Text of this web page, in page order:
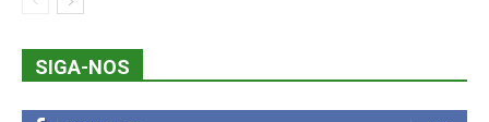
SIGA-NOS